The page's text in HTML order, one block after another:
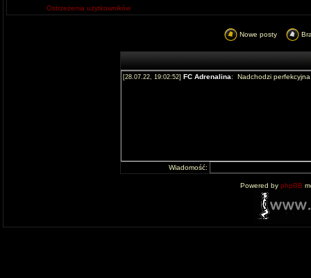
Ostrzeżenia użytkowników
Nowe posty
Wiadomość:
Powered by phpBB